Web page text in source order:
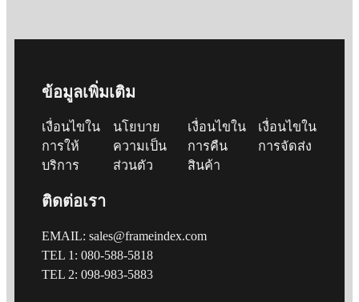
ข้อมูลเพิ่มเติม
เงื่อนไขใน
การให้
บริการ
นโยบาย
ความเป็น
ส่วนตัว
เงื่อนไขใน
การคืน
สินค้า
เงื่อนไขใน
การจัดส่ง
ติดต่อเรา
EMAIL: sales@frameindex.com
TEL 1: 080-588-5818
TEL 2: 098-983-5883